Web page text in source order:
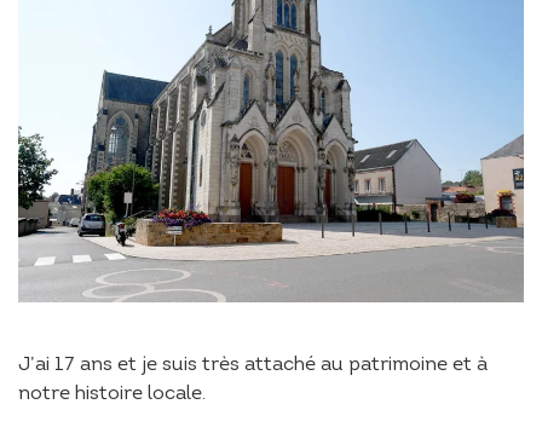
J’ai 17 ans et je suis très attaché au patrimoine et à
notre histoire locale.